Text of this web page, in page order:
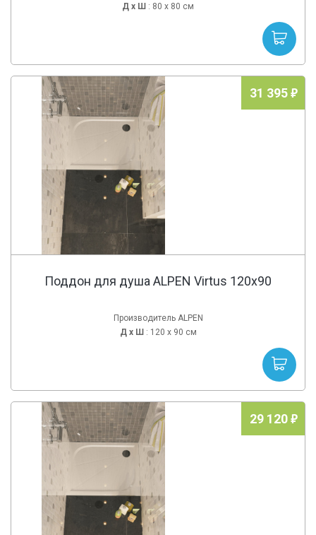
Д х Ш : 80 x 80 см
31 395
Поддон для душа ALPEN Virtus 120x90
Производитель ALPEN
Д х Ш : 120 x 90 см
29 120